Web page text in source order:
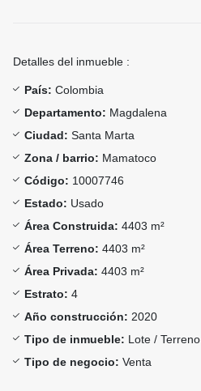
Detalles del inmueble :
País: Colombia
Departamento: Magdalena
Ciudad: Santa Marta
Zona / barrio: Mamatoco
Código: 10007746
Estado: Usado
Área Construida: 4403 m²
Área Terreno: 4403 m²
Área Privada: 4403 m²
Estrato: 4
Año construcción: 2020
Tipo de inmueble: Lote / Terreno
Tipo de negocio: Venta